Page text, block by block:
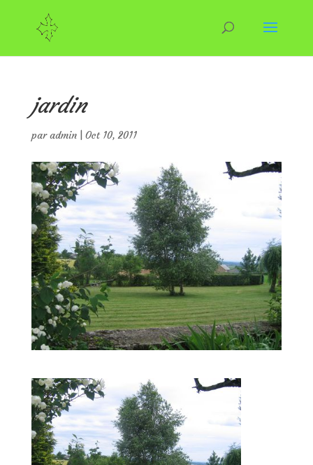
jardin
paradmin| Oct 10, 2011